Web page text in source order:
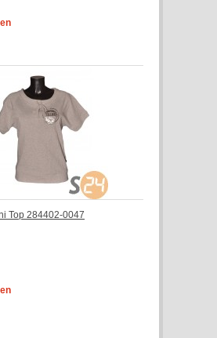
Top 284402-0047